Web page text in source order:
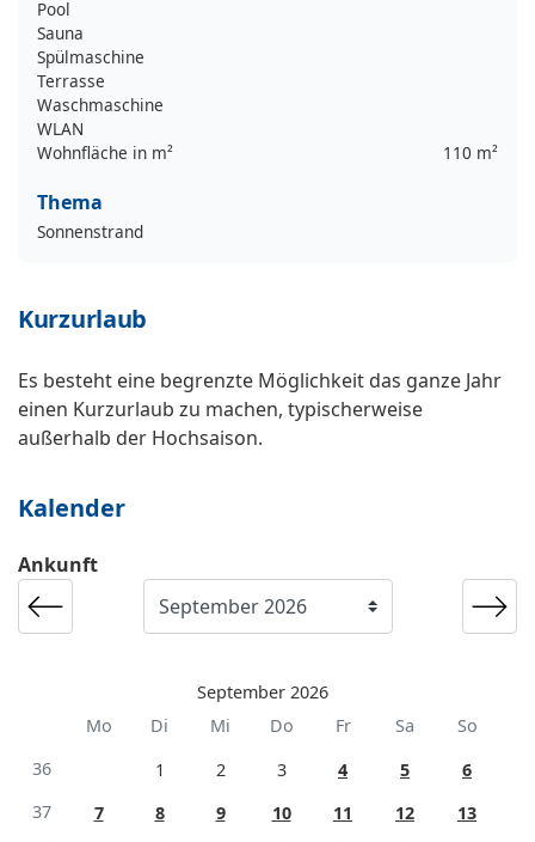
Pool
Sauna
Spülmaschine
Terrasse
Waschmaschine
WLAN
Wohnfläche in m²
110 m²
Thema
Sonnenstrand
Kurzurlaub
Es besteht eine begrenzte Möglichkeit das ganze Jahr
einen Kurzurlaub zu machen, typischerweise
außerhalb der Hochsaison.
Kalender
Ankunft
September 2026
Mo
Di Mi Do Fr Sa
So
36
1 2 3 4 5
6
37
7 8 9 10 11 12
13